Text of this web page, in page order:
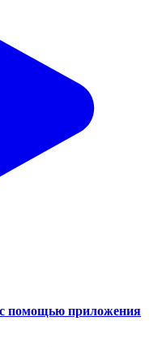
с помощью приложения